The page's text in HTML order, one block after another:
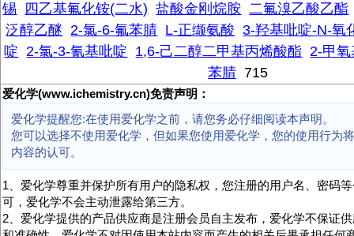
锡
四乙基氟化铵(二水) 盐酸金刚烷胺 二氟溴乙酸乙酯
泛醇乙醚 2-氯-6-氟苯腈 L-正缬氨酸 3-羟基吡啶-N-氧
啶 2-氯-3-氰基吡啶 1,6-己二醇二甲基丙烯酸酯 2-甲
苯腈 715
爱化学(www.ichemistry.cn)免责声明：
爱化学提醒您:在使用爱化学之前，请您务必仔细阅读本声明。
您可以选择不使用爱化学，但如果您使用爱化学，您的使用行为
内容的认可。
1、爱化学尊重并保护所有用户的隐私权，您注册的用户名、密码
可，爱化学不会主动泄露给第三方。
2、爱化学提供的产品供应商是注册会员自主发布，爱化学不保证